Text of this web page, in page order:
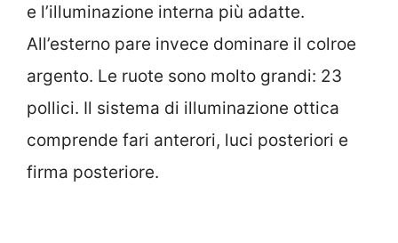
e l’illuminazione interna più adatte.
All’esterno pare invece dominare il colroe
argento. Le ruote sono molto grandi: 23
pollici. Il sistema di illuminazione ottica
comprende fari anterori, luci posteriori e
firma posteriore.